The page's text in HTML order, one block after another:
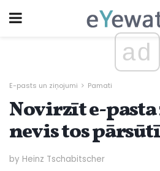
ad
E-pasts un ziņojumi Pamati
Novirzīt e-
nevis tos
by Heinz Tschabitscher